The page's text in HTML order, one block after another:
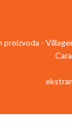
proizvoda -